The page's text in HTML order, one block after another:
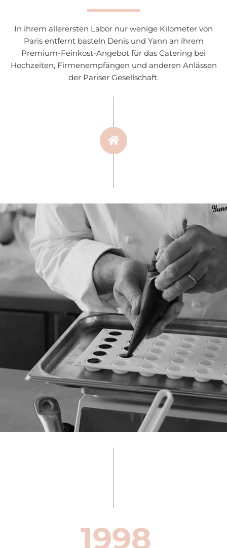
In ihrem allerersten Labor nur wenige Kilometer von
Paris entfernt basteln Denis und Yann an ihrem
Premium-Feinkost-Angebot für das Catering bei
Hochzeiten, Firmenempfängen und anderen Anlässen
der Pariser Gesellschaft.
1998